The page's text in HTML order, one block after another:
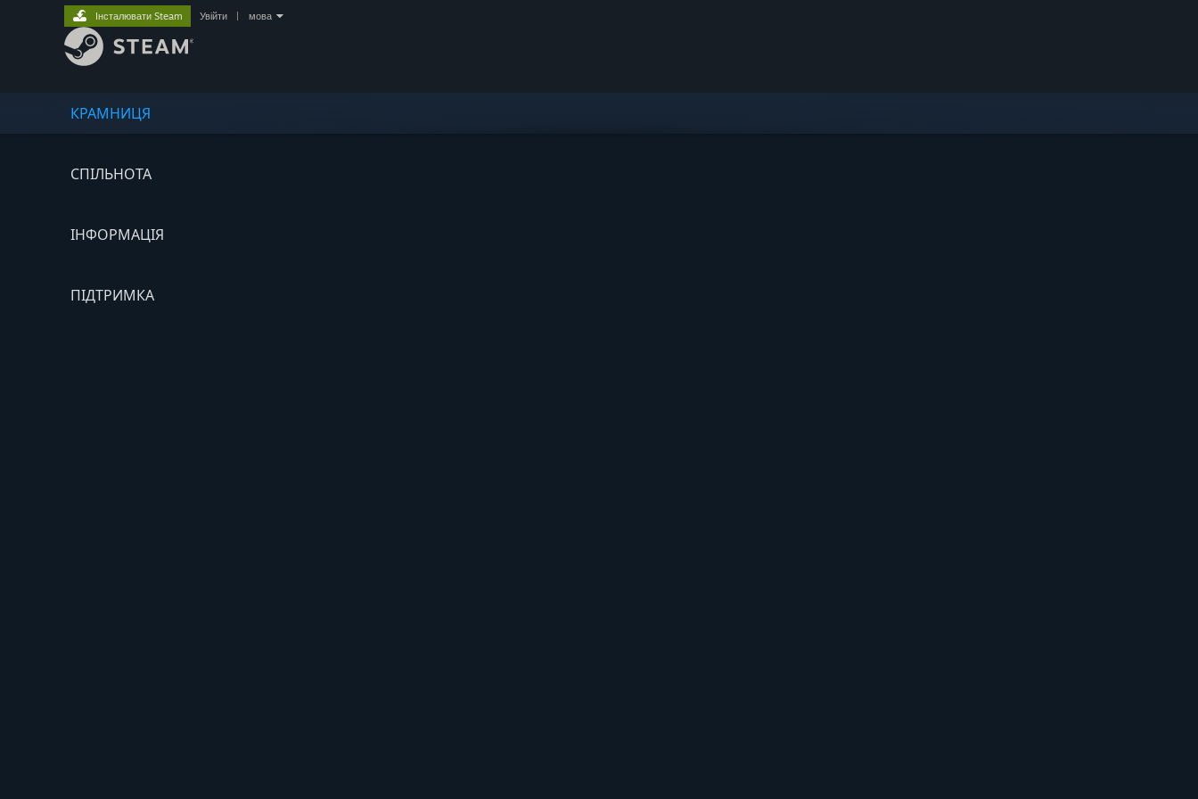
КРАМНИЦЯ
СПІЛЬНОТА
ІНФОРМАЦІЯ
ПІДТРИМКА
Інсталювати Steam Увійти мова